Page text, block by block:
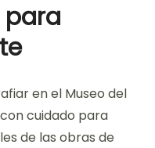
para
en el Museo del
cuidado para
de las obras de